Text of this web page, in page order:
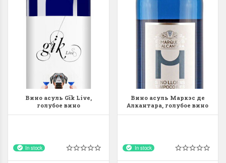
Вино асуль Gïk Live,
голубое вино
In stock
Вино асуль Маркэс де
Алкантара, голубое вино
In stock